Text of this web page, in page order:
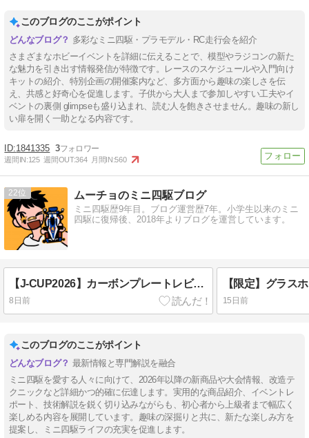
このブログのここがポイント
多彩なミニ四駆・プラモデル・RC走行会を紹介
さまざまなホビーイベントを詳細に伝えることで、模型やラジコンの新た
な魅力を引き出す情報発信が特徴です。レースのスケジュールや入門向け
キットの紹介、特別企画の開催案内など、多方面から趣味の楽しさを伝
え、共感と好奇心を促進します。子供から大人まで参加しやすい工夫やイ
ベントの裏側 glimpseも盛り込まれ、読む人を飽きさせません。趣味の新し
い扉を開く一助となる内容です。
1841335 3
週間IN:125 週間OUT:364 月間IN:560
22 ムーチョのミニ四駆ブログ
ミニ四駆歴9年目。ブログ運営歴7年。小学生以来のミニ
四駆に復帰後、2018年よりブログを運営しています。
【J-CUP2026】カーボンプレートレビュー｜直線形状で使い方が広がる
8日前 15日前
このブログのここがポイント
最新情報と専門解説を融合
ミニ四駆を愛する人々に向けて、2026年以降の新商品や大会情報、改造テ
クニックなど詳細かつ的確に伝達します。実用的な商品紹介、イベントレ
ポート、技術解説を鋭く切り込みながらも、初心者から上級者まで幅広く
楽しめる内容を展開しています。趣味の深掘りと共に、新たな楽しみ方を
提案し、ミニ四駆ライフの充実を促進します。